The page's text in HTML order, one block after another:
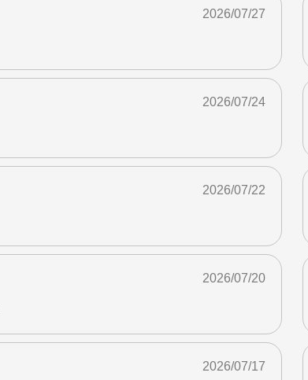
2026/07/27
2026/07/24
2026/07/22
2026/07/20
2026/07/17